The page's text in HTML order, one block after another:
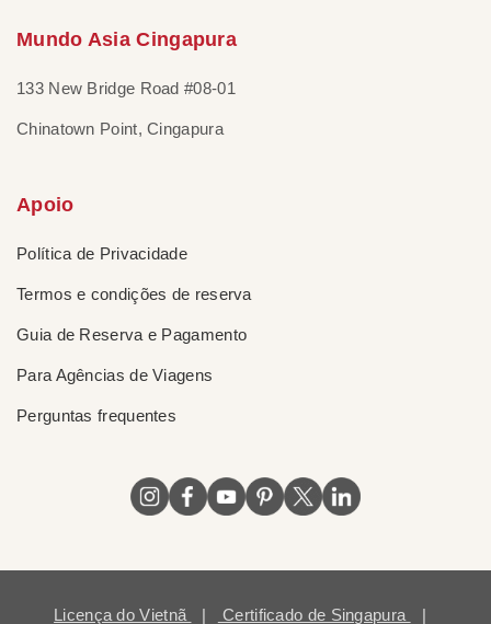
Mundo Asia Cingapura
133 New Bridge Road #08-01
Chinatown Point, Cingapura
Apoio
Política de Privacidade
Termos e condições de reserva
Guia de Reserva e Pagamento
Para Agências de Viagens
Perguntas frequentes
Licença do Vietnã | Certificado de Singapura |